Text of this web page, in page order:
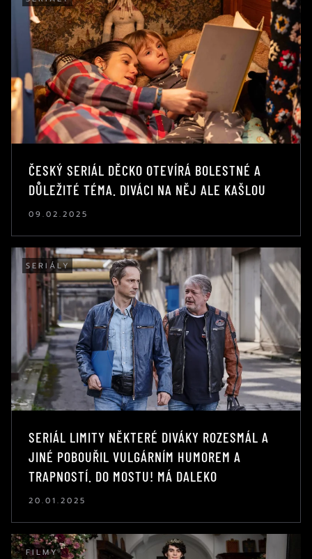
ČESKÝ SERIÁL DĚCKO OTEVÍRÁ BOLESTNÉ A
DŮLEŽITÉ TÉMA. DIVÁCI NA NĚJ ALE KAŠLOU
09.02.2025
SERIÁLY
SERIÁL LIMITY NĚKTERÉ DIVÁKY ROZESMÁL A
JINÉ POBOUŘIL VULGÁRNÍM HUMOREM A
TRAPNOSTÍ. DO MOSTU! MÁ DALEKO
20.01.2025
FILMY